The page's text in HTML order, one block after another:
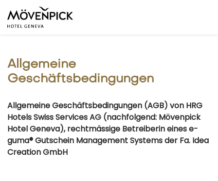
Allgemeine
Geschäftsbedingungen
Allgemeine Geschäftsbedingungen (AGB) von HRG
Hotels Swiss Services AG (nachfolgend: Mövenpick
Hotel Geneva), rechtmässige Betreiberin eines e-
guma® Gutschein Management Systems der Fa. Idea
Creation GmbH